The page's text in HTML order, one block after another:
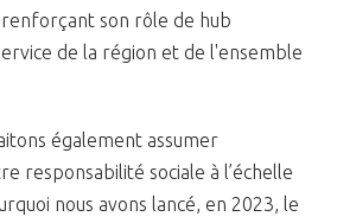
son rôle de hub
de la région et de l'ensemble
également assumer
responsabilité sociale à l’échelle
nous avons lancé, en 2023, le